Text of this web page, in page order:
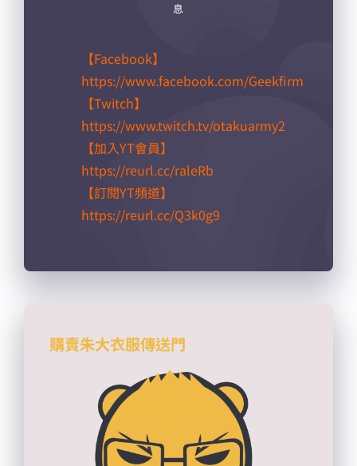
息
【Facebook】
https://www.facebook.com/Geekfirm
【Twitch】
https://www.twitch.tv/otakuarmy2
【加入YT會員】
https://reurl.cc/raleRb​
【訂閱YT頻道】
https://reurl.cc/Q3k0g9​
購賣朱大衣服傳送門